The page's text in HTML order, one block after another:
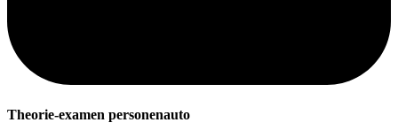
Theorie-examen personenauto